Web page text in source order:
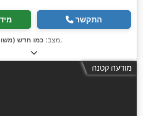
התקשר
מצב: כמו חדש ,
מודעה קטנה